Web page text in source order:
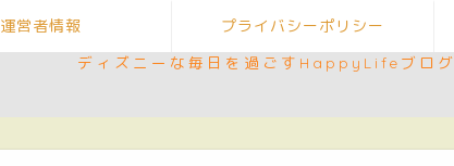
運営者情報 プライバシーポリシー
ディズニーな毎日を過ごすHappyLifeブログ